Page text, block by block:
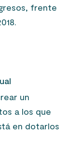
frente
un
a los que
en dotarlos